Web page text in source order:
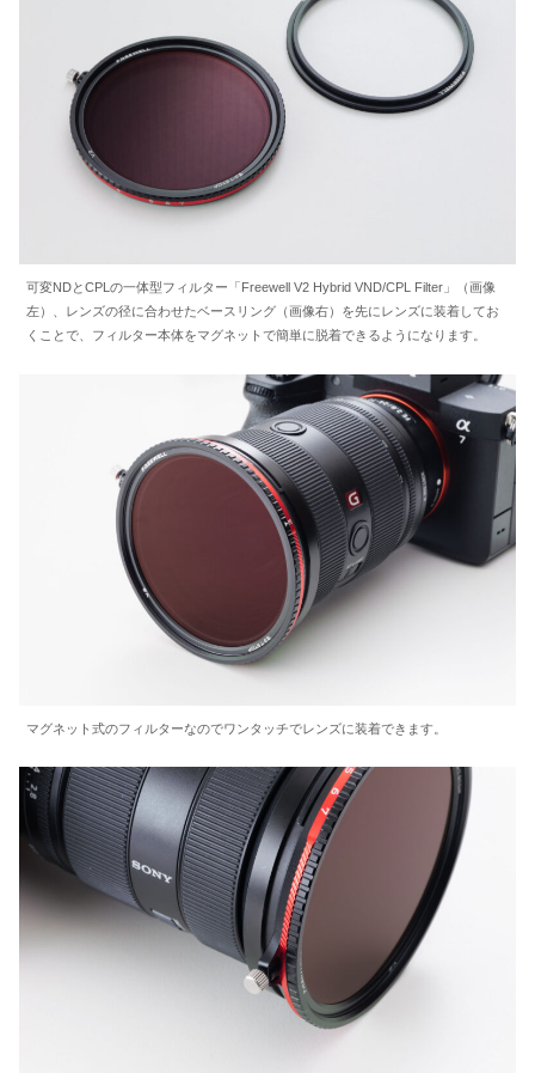
可変NDとCPLの一体型フィルター「Freewell V2 Hybrid VND/CPL Filter」（画像
左）、レンズの径に合わせたベースリング（画像右）を先にレンズに装着してお
くことで、フィルター本体をマグネットで簡単に脱着できるようになります。
マグネット式のフィルターなのでワンタッチでレンズに装着できます。